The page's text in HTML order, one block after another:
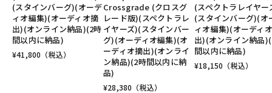
(スタインバーグ)(オーデ
ィオ編集)(オーディオ摘
出)(オンライン納品)(2時
間以内に納品)
¥41,800 （税込）
Crossgrade (クロスグ
レード版)(スペクトラレ
イヤーズ)(スタインバー
グ)(オーディオ編集)(オ
ーディオ摘出)(オンライ
ン納品)(2時間以内に納
品)
¥28,380 （税込）
(スペクトラレイヤー
(スタインバーグ)(オ
ィオ編集)(オーディ
出)(オンライン納品
間以内に納品)
¥18,150 （税込）